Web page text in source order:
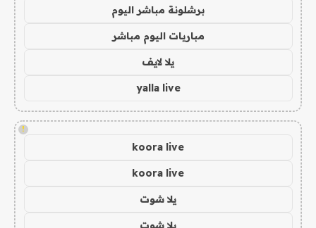
برشلونة مباشر اليوم
مباريات اليوم مباشر
يلا لايف
yalla live
!
koora live
koora live
يلا شوت
يلا شوت